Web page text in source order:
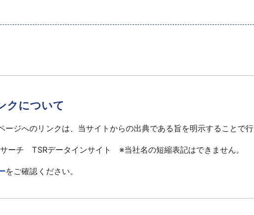
クについて
ージへのリンクは、当サイトからの出典である旨を明示することで行
ーチ TSRデータインサイト ※当社名の短縮表記はできません。
をご確認ください。